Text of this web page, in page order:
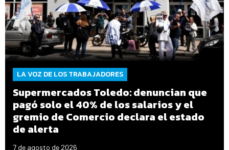
LA VOZ DE LOS TRABAJADORES
Supermercados Toledo: denuncian que
pagó solo el 40% de los salarios y el
gremio de Comercio declara el estado
de alerta
7 de agosto de 2026